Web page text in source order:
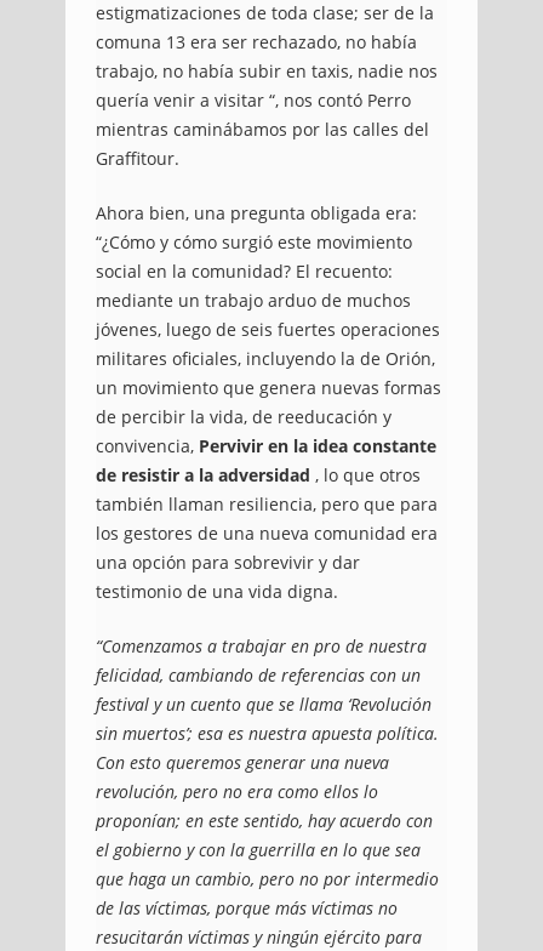
estigmatizaciones de toda clase; ser de la
comuna 13 era ser rechazado, no había
trabajo, no había subir en taxis, nadie nos
quería venir a visitar “, nos contó Perro
mientras caminábamos por las calles del
Graffitour.
Ahora bien, una pregunta obligada era:
“¿Cómo y cómo surgió este movimiento
social en la comunidad? El recuento:
mediante un trabajo arduo de muchos
jóvenes, luego de seis fuertes operaciones
militares oficiales, incluyendo la de Orión,
un movimiento que genera nuevas formas
de percibir la vida, de reeducación y
convivencia, Pervivir en la idea constante
de resistir a la adversidad , lo que otros
también llaman resiliencia, pero que para
los gestores de una nueva comunidad era
una opción para sobrevivir y dar
testimonio de una vida digna.
“Comenzamos a trabajar en pro de nuestra
felicidad, cambiando de referencias con un
festival y un cuento que se llama ‘Revolución
sin muertos’; esa es nuestra apuesta política.
Con esto queremos generar una nueva
revolución, pero no era como ellos lo
proponían; en este sentido, hay acuerdo con
el gobierno y con la guerrilla en lo que sea
que haga un cambio, pero no por intermedio
de las víctimas, porque más víctimas no
resucitarán víctimas y ningún ejército para